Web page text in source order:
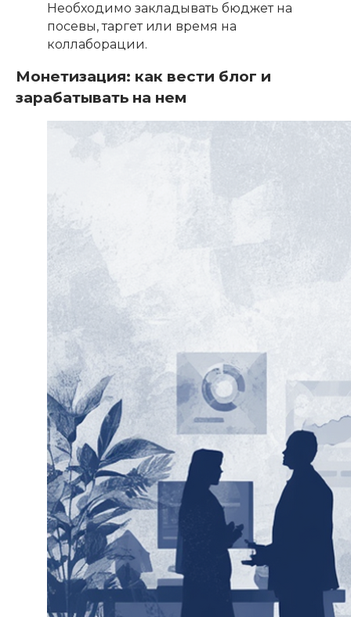
Необходимо закладывать бюджет на
посевы, таргет или время на
коллаборации.
Монетизация: как вести блог и
зарабатывать на нем